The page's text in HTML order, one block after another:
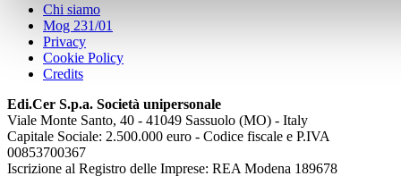
Chi siamo
Mog 231/01
Privacy
Cookie Policy
Credits
Edi.Cer S.p.a. Società unipersonale
Viale Monte Santo, 40 - 41049 Sassuolo (MO) - Italy
Capitale Sociale: 2.500.000 euro - Codice fiscale e P.IVA
00853700367
Iscrizione al Registro delle Imprese: REA Modena 189678